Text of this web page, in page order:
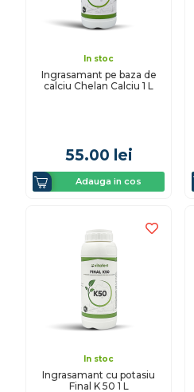
In stoc
Ingrasamant pe baza de
calciu Chelan Calciu 1 L
55.00 lei
Adauga in cos
In stoc
Ingrasamant cu potasiu
Final K 50 1 L